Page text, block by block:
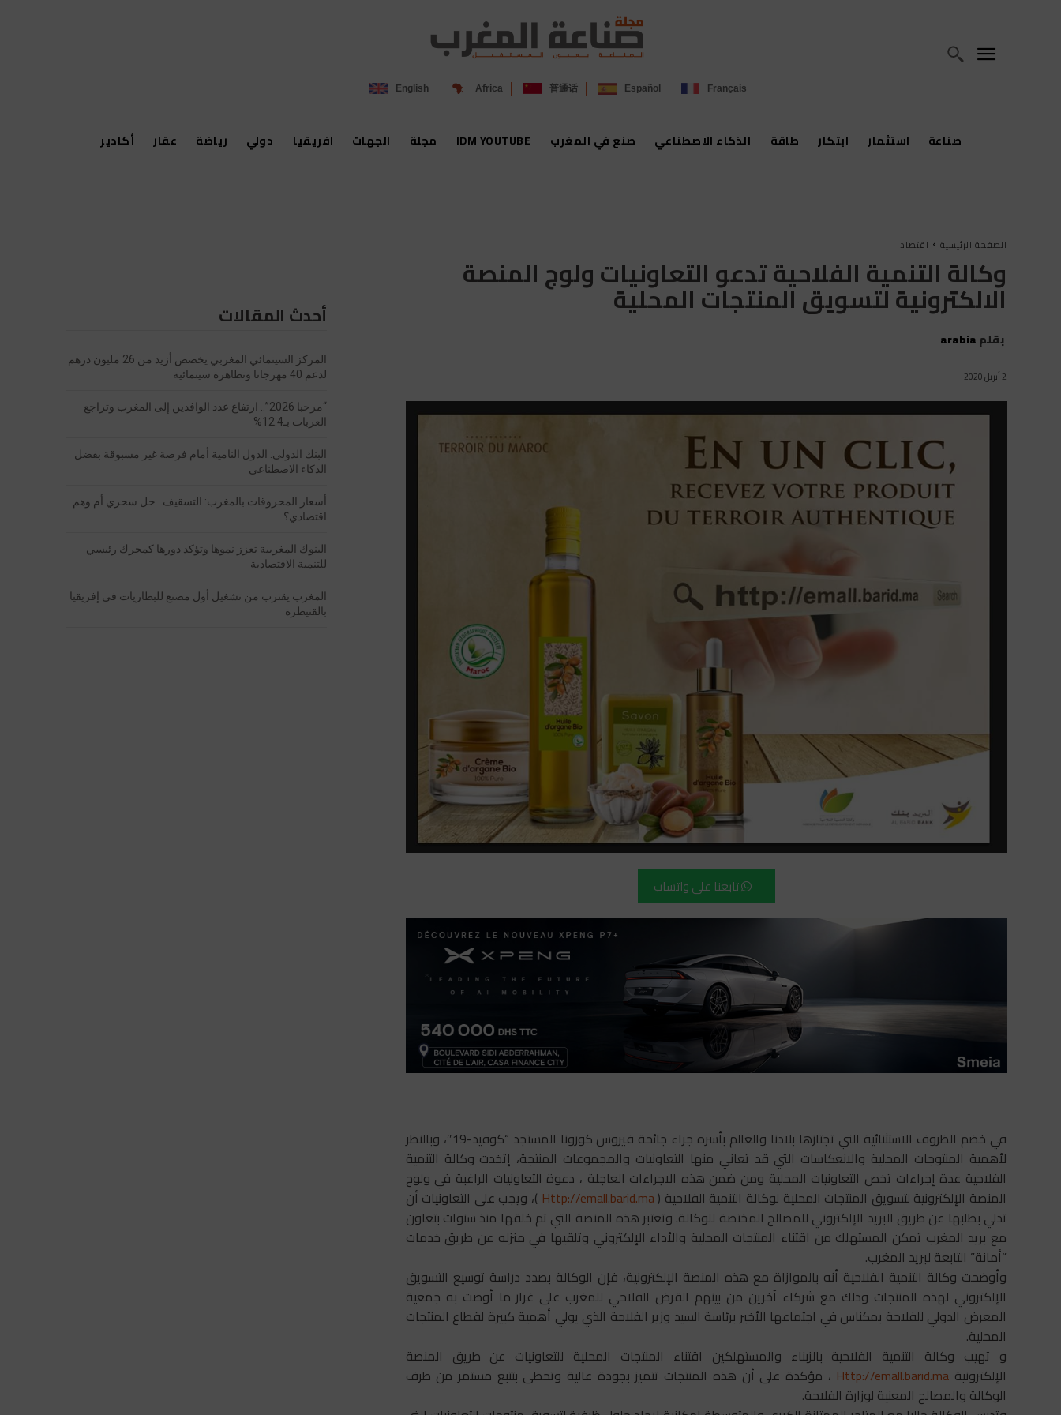
Français
Español
普通话
Africa
English
صناعة استثمار ابتكار طاقة الذكاء الاصطناعي صنع في المغرب IDM YOUTUBE مجلة الجهات افريقيا دولي رياضة عقار أكادير
الصفحة الرئيسية اقتصاد
أحدث المقالات
المركز السينمائي المغربي يخصص أزيد من 26 مليون درهم
لدعم 40 مهرجانا وتظاهرة سينمائية
“مرحبا 2026”.. ارتفاع عدد الوافدين إلى المغرب وتراجع
العربات بـ12.4%
البنك الدولي: الدول النامية أمام فرصة غير مسبوقة بفضل
الذكاء الاصطناعي
أسعار المحروقات بالمغرب: التسقيف.. حل سحري أم وهم
اقتصادي؟
البنوك المغربية تعزز نموها وتؤكد دورها كمحرك رئيسي
للتنمية الاقتصادية
المغرب يقترب من تشغيل أول مصنع للبطاريات في إفريقيا
بالقنيطرة
وكالة التنمية الفلاحية تدعو التعاونيات ولوج المنصة
الالكترونية لتسويق المنتجات المحلية
بقلمarabia
2 أبريل 2020
تابعنا على واتساب
في خضم الظروف الاستثنائية التي تجتازها بلادنا والعالم بأسره جراء جائحة فيروس كورونا المستجد “كوفيد-19″، وبالنظر
لأهمية المنتوجات المحلية والانعكاسات التي قد تعاني منها التعاونيات والمجموعات المنتجة، إتخدت وكالة التنمية
الفلاحية عدة إجراءات تخص التعاونيات المحلية ومن ضمن هذه الاجراءات العاجلة ، دعوة التعاونيات الراغبة في ولوج
المنصة الإلكترونية لتسويق المنتجات المحلية لوكالة التنمية الفلاحية (Http://emall.barid.ma )، ويجب على التعاونيات أن
تدلي بطلبها عن طريق البريد الإلكتروني للمصالح المختصة للوكالة. وتعتبر هذه المنصة التي تم خلقها منذ سنوات بتعاون
مع بريد المغرب تمكن المستهلك من اقتناء المنتجات المحلية والأداء الإلكتروني وتلقيها في منزله عن طريق خدمات
“أمانة” التابعة لبريد المغرب.
وأوضحت وكالة التنمية الفلاحية أنه بالموازاة مع هذه المنصة الإلكترونية، فإن الوكالة بصدد دراسة توسيع التسويق
الإلكتروني لهذه المنتجات وذلك مع شركاء آخرين من بينهم القرض الفلاحي للمغرب على غرار ما أوصت به جمعية
المعرض الدولي للفلاحة بمكناس في اجتماعها الأخير برئاسة السيد وزير الفلاحة الذي يولي أهمية كبيرة لقطاع المنتجات
المحلية.
و تهيب وكالة التنمية الفلاحية بالزبناء والمستهلكين اقتناء المنتجات المحلية للتعاونيات عن طريق المنصة
الإلكترونية Http://emall.barid.ma ، مؤكدة على أن هذه المنتجات تتميز بجودة عالية وتحظى بتتبع مستمر من طرف
الوكالة والمصالح المعنية لوزارة الفلاحة.